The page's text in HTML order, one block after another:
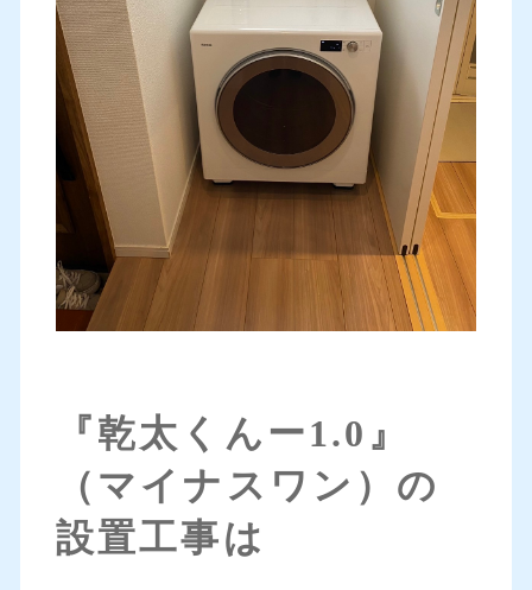
『乾太くんー1.0』
（マイナスワン）の
設置工事は